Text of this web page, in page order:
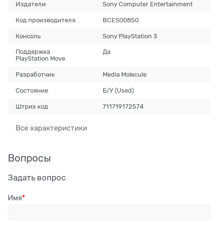
Издатели Sony Computer Entertainment
Код производителя BCES00850
Консоль Sony PlayStation 3
Поддержка
PlayStation Move
Да
Разработчик Media Molecule
Состояние Б/У (Used)
Штрих код 711719172574
Все характеристики
Вопросы
Задать вопрос
Имя